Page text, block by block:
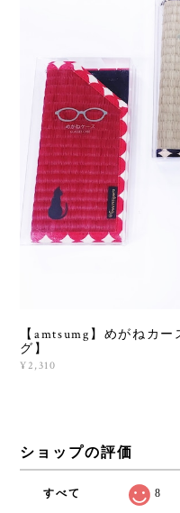
【amtsumg】めがねカ
グ】
¥2,310
ショップの評価
すべて 8